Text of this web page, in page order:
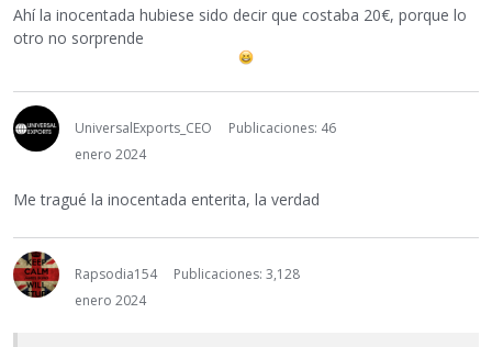
Ahí la inocentada hubiese sido decir que costaba 20€, porque lo
otro no sorprende
UniversalExports_CEO
Publicaciones: 46
enero 2024
Me tragué la inocentada enterita, la verdad
Rapsodia154
Publicaciones: 3,128
enero 2024